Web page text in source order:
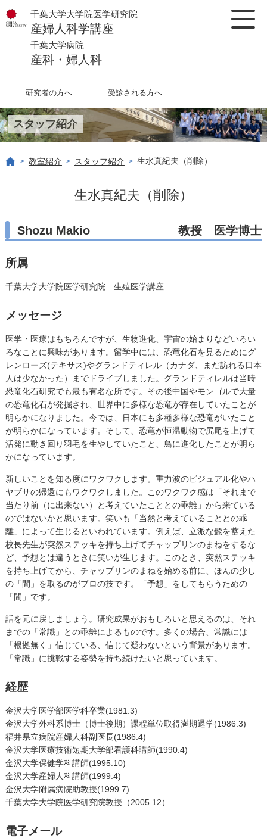
千葉大学大学院医学研究院
産婦人科学講座
千葉大学病院
産科・婦人科
研究者の方へ 受診される方へ
スタッフ紹介
> 教室紹介 > スタッフ紹介 > 生水真紀夫（削除）
生水真紀夫（削除）
Shozu Makio 教授 医学博士
所属
千葉大学大学院医学研究院 生殖医学講座
メッセージ
医学・医療はもちろんですが、生物進化、宇宙の始まりなどいろい
ろなことに興味があります。留学中には、恐竜化石を見るためにグ
レンローズ(テキサス)やグランドティレル（カナダ、まだ訪れる日本
人は少なかった）までドライブしました。グランドティレルは当時
恐竜化石研究でも最も有名な所です。その後中国やモンゴルで大量
の恐竜化石が発掘され、世界中に多様な恐竜が存在していたことが
明らかになりました。今では、日本にも多種多様な恐竜がいたこと
が明らかになっています。そして、恐竜が恒温動物で尻尾を上げて
活発に動き回り羽毛を生やしていたこと、鳥に進化したことが明ら
かになっています。
新しいことを知る度にワクワクします。重力波のビジュアル化やハ
ヤブサの帰還にもワクワクしました。このワクワク感は「それまで
当たり前（に出来ない）と考えていたこととの乖離」から来ている
のではないかと思います。笑いも「当然と考えていることとの乖
離」によって生じるといわれています。例えば、立派な髭を蓄えた
校長先生が突然ステッキを持ち上げてチャップリンのまねをするな
ど、予想とは違うときに笑いが生じます。このとき、突然ステッキ
を持ち上げてから、チャップリンのまねを始める前に、ほんの少し
の「間」を取るのがプロの技です。「予想」をしてもらうための
「間」です。
話を元に戻しましょう。研究成果がおもしろいと思えるのは、それ
までの「常識」との乖離によるものです。多くの場合、常識には
「根拠無く」信じている、信じて疑わないという背景があります。
「常識」に挑戦する姿勢を持ち続けたいと思っています。
経歴
金沢大学医学部医学科卒業(1981.3)
金沢大学外科系博士（博士後期）課程単位取得満期退学(1986.3)
福井県立病院産婦人科副医長(1986.4)
金沢大学医療技術短期大学部看護科講師(1990.4)
金沢大学保健学科講師(1995.10)
金沢大学産婦人科講師(1999.4)
金沢大学附属病院助教授(1999.7)
千葉大学大学院医学研究院教授（2005.12）
電子メール